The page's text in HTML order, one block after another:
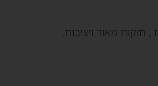
חזקות מאוד ויציבות.